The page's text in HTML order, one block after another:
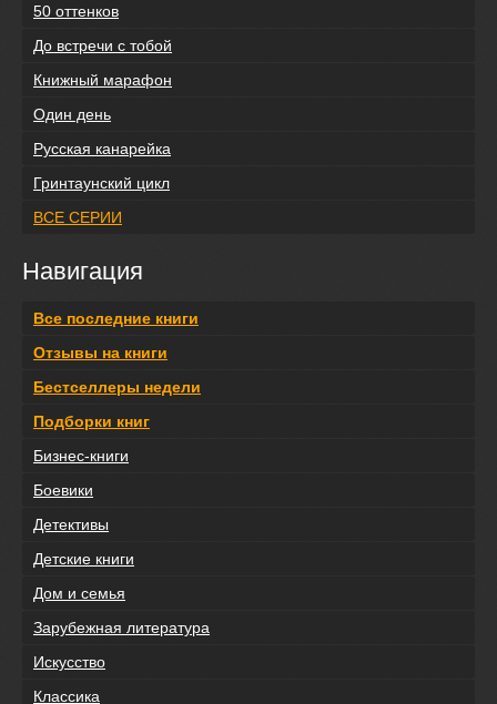
50 оттенков
До встречи с тобой
Книжный марафон
Один день
Русская канарейка
Гринтаунский цикл
ВСЕ СЕРИИ
Навигация
Все последние книги
Отзывы на книги
Бестселлеры недели
Подборки книг
Бизнес-книги
Боевики
Детективы
Детские книги
Дом и семья
Зарубежная литература
Искусство
Классика